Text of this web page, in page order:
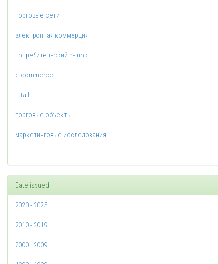
торговые сети
электронная коммерция
потребительский рынок
e-commerce
retail
торговые объекты
маркетинговые исследования
Date issued
2020 - 2025
2010 - 2019
2000 - 2009